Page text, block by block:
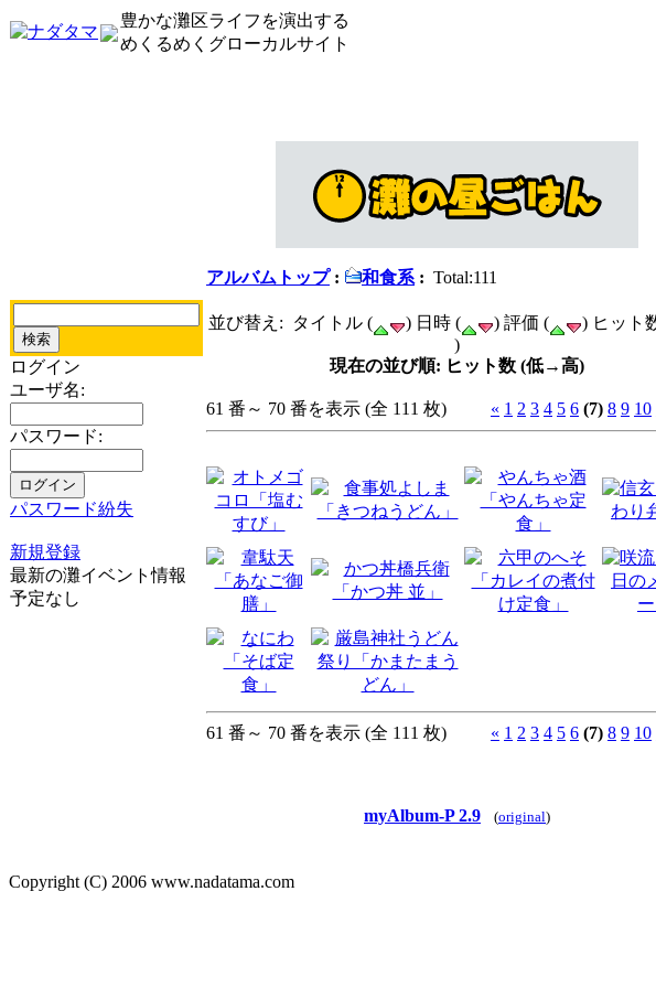
豊かな灘区ライフを演出する
めくるめくグローカルサイト
ログイン
ユーザ名:
パスワード:
パスワード紛失
新規登録
最新の灘イベント情報
予定なし
アルバムトップ: 和食系 : Total:111
並び替え: タイトル ( ) 日時 ( ) 評価 (
) ヒット
)
現在の並び順: ヒット数 (低→高)
61 番～ 70 番を表示 (全 111 枚) « 1 2 3 4 5 6 (7) 8 9 10
61 番～ 70 番を表示 (全 111 枚) « 1 2 3 4 5 6 (7) 8 9 10
myAlbum-P 2.9 (original)
Copyright (C) 2006 www.nadatama.com